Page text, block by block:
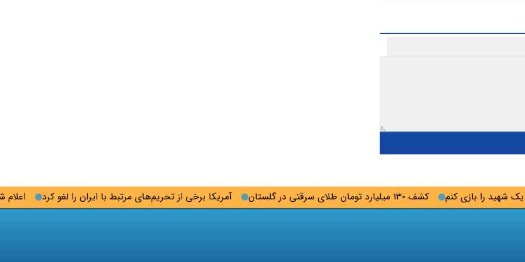
اعلام آمریکا برخی از تحریم‌های مرتبط با ایران را لغو کرد کشف ۱۳۰ میلیارد تومان طلای سرقتی در گلستان را بازی کنم